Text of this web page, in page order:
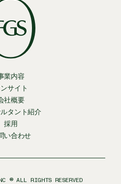
業内容
サイト
社概要
タント紹介
採用
い合わせ
® ALL RIGHTS RESERVED